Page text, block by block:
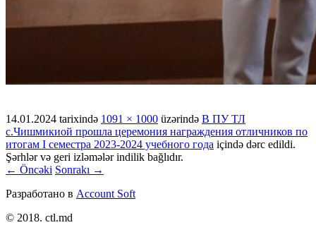
14.01.2024 tarixində 1091 × 1000 üzərində В ПУ ТЛ
с.Чишмикиой прошла церемония награждения отличников по
итогам I семестра 2023-2024 учебного года içində dərc edildi.
Şərhlər və geri izləmələr indilik bağlıdır.
← Öncəki Sonrakı →
Разработано в Account Soft
© 2018. ctl.md